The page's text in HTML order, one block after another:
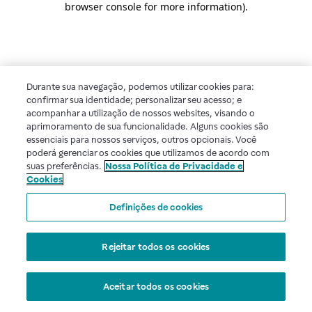
browser console for more information).
Durante sua navegação, podemos utilizar cookies para:
confirmar sua identidade; personalizar seu acesso; e
acompanhar a utilização de nossos websites, visando o
aprimoramento de sua funcionalidade. Alguns cookies são
essenciais para nossos serviços, outros opcionais. Você
poderá gerenciar os cookies que utilizamos de acordo com
suas preferências. Nossa Política de Privacidade e
Cookies
Definições de cookies
Rejeitar todos os cookies
Aceitar todos os cookies